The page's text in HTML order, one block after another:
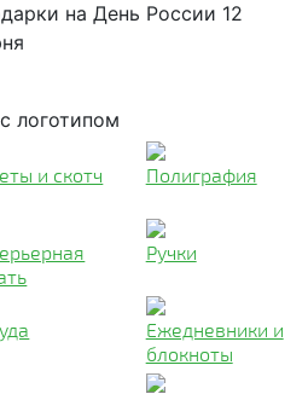
на День России 12
логотипом
и скотч Полиграфия
Ручки
Ежедневники и
блокноты